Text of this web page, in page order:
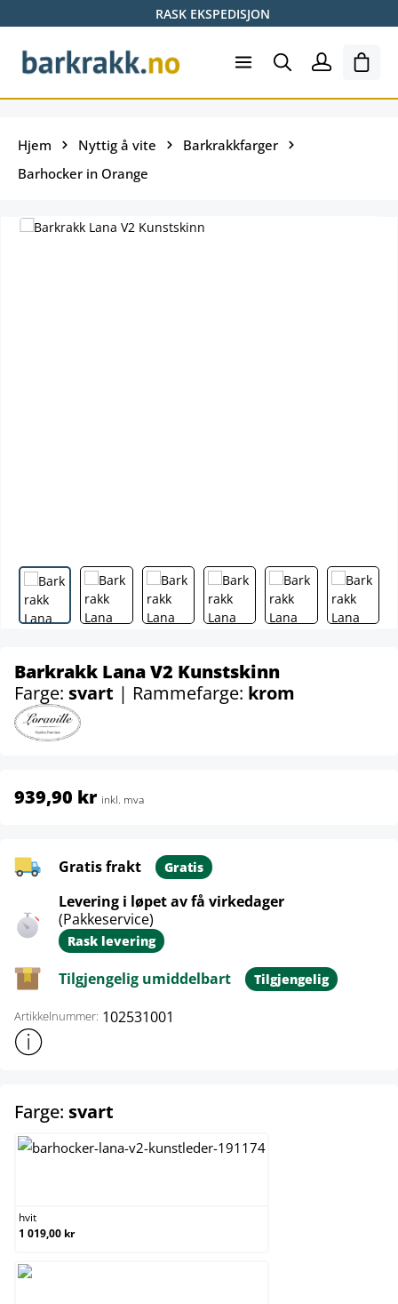
RASK EKSPEDISJON
Hjem Nyttig å vite
Barkrakkfarger
Barhocker in Orange
Barkrakk Lana V2 Kunstskinn
Farge: svart | Rammefarge: krom
939,90 kr inkl. mva
Gratis frakt Gratis
Levering i løpet av få virkedager
(Pakkeservice)
Rask levering
Tilgjengelig umiddelbart Tilgjengelig
Artikkelnummer: 102531001
Vis mer produktinformasjon
Farge: svart
hvit
1 019,00 kr